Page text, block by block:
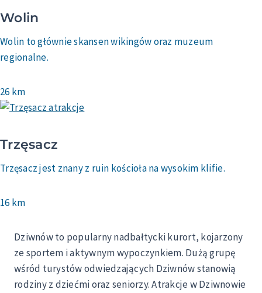
Wolin
Wolin to głównie skansen wikingów oraz muzeum
regionalne.
26 km
Trzęsacz
Trzęsacz jest znany z ruin kościoła na wysokim klifie.
16 km
Dziwnów to popularny nadbałtycki kurort, kojarzony
ze sportem i aktywnym wypoczynkiem. Dużą grupę
wśród turystów odwiedzających Dziwnów stanowią
rodziny z dziećmi oraz seniorzy. Atrakcje w Dziwnowie